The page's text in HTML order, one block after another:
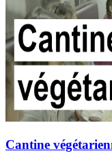
Cantine